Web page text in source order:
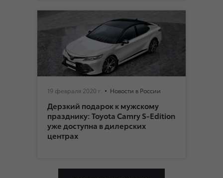
19 февраля 2020 г. Новости в России
Дерзкий подарок к мужскому
празднику: Toyota Camry S-Edition
уже доступна в дилерских
центрах